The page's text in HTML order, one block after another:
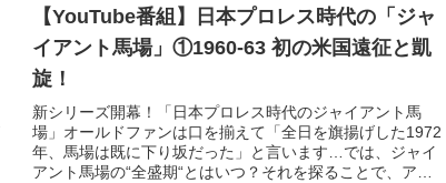
【YouTube番組】日本プロレス時代の「ジャ
イアント馬場」①1960-63 初の米国遠征と凱
旋！
新シリーズ開幕！「日本プロレス時代のジャイアント馬
場」オールドファンは口を揃えて「全日を旗揚げした1972
年、馬場は既に下り坂だった」と言います…では、ジャイ
アント馬場の“全盛期“とはいつ？それを探ることで、アン